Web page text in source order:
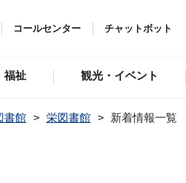
コールセンター チャットボット
福祉 観光・イベント
書館 栄図書館 新着情報一覧